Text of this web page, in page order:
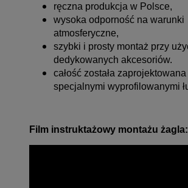
ręczna produkcja w Polsce,
wysoka odporność na warunki
atmosferyczne,
szybki i prosty montaż przy
dedykowanych akcesoriów.
całość została zaprojektowana
specjalnymi wyprofilowanymi
Film instruktażowy montażu żagla: